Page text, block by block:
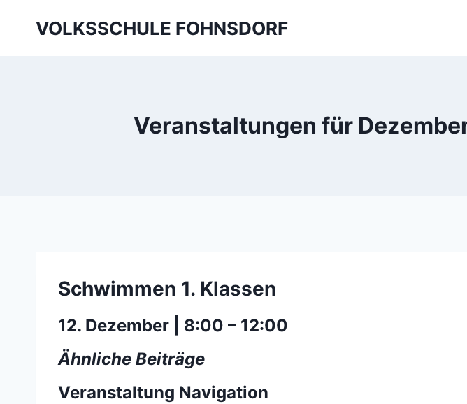
VOLKSSCHULE FOHNSDORF
Veranstaltungen für
Schwimmen 1. Klassen
12. Dezember | 8:00 – 12:00
Ähnliche Beiträge
Veranstaltung Navigation